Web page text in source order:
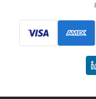
Principais